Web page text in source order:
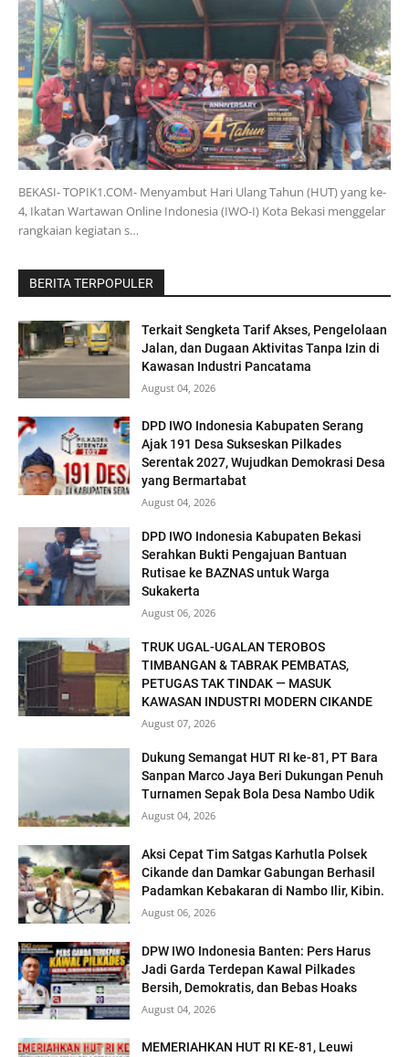
BEKASI- TOPIK1.COM- Menyambut Hari Ulang Tahun (HUT) yang ke-
4, Ikatan Wartawan Online Indonesia (IWO-I) Kota Bekasi menggelar
rangkaian kegiatan s…
BERITA TERPOPULER
Terkait Sengketa Tarif Akses, Pengelolaan
Jalan, dan Dugaan Aktivitas Tanpa Izin di
Kawasan Industri Pancatama
August 04, 2026
DPD IWO Indonesia Kabupaten Serang
Ajak 191 Desa Sukseskan Pilkades
Serentak 2027, Wujudkan Demokrasi Desa
yang Bermartabat
August 04, 2026
DPD IWO Indonesia Kabupaten Bekasi
Serahkan Bukti Pengajuan Bantuan
Rutisae ke BAZNAS untuk Warga
Sukakerta
August 06, 2026
TRUK UGAL-UGALAN TEROBOS
TIMBANGAN & TABRAK PEMBATAS,
PETUGAS TAK TINDAK — MASUK
KAWASAN INDUSTRI MODERN CIKANDE
August 07, 2026
Dukung Semangat HUT RI ke-81, PT Bara
Sanpan Marco Jaya Beri Dukungan Penuh
Turnamen Sepak Bola Desa Nambo Udik
August 04, 2026
Aksi Cepat Tim Satgas Karhutla Polsek
Cikande dan Damkar Gabungan Berhasil
Padamkan Kebakaran di Nambo Ilir, Kibin.
August 06, 2026
DPW IWO Indonesia Banten: Pers Harus
Jadi Garda Terdepan Kawal Pilkades
Bersih, Demokratis, dan Bebas Hoaks
August 04, 2026
MEMERIAHKAN HUT RI KE-81, Leuwi